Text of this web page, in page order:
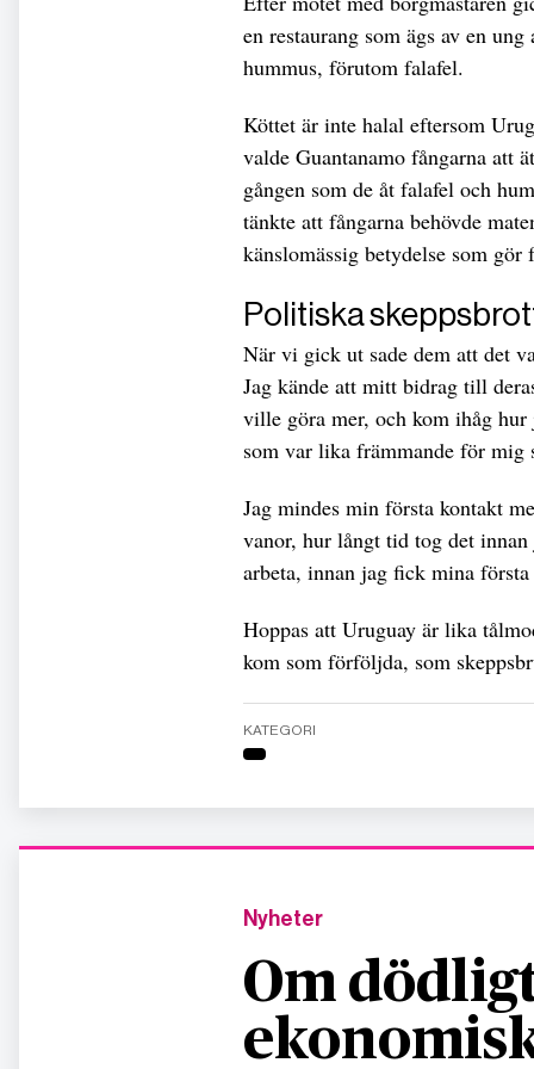
en restaurang som ägs av en
hummus, förutom falafel.
Köttet är inte halal eftersom
valde Guantanamo fångarna att
gången som de åt falafel och
tänkte att fångarna behövde
känslomässig betydelse som
Politiska
När vi gick ut sade dem att det
Jag kände att mitt bidrag till
ville göra mer, och kom ihåg
som var lika främmande för mig
Jag mindes min första kontakt
vanor, hur långt tid tog det
arbeta, innan jag fick mina första
Hoppas att Uruguay är lika
kom som förföljda, som
KATEGORI
Nyheter
Om